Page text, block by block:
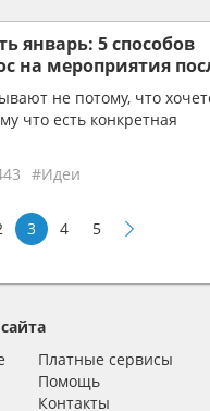
январь: 5 способов
на мероприятия
не потому, что
что есть конкретная
#Идеи
3 4 5
Платные сервисы
Помощь
Контакты